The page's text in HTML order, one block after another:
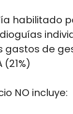
habilitado
gastos de
(21%)
NO incluye: